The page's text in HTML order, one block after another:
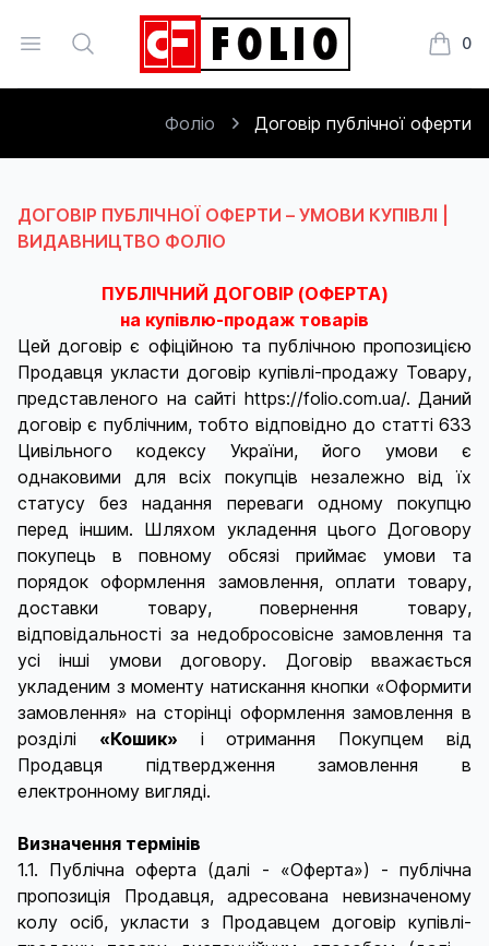
Open menu
Search 0
Фоліо Договір публічної оферти
ДОГОВІР ПУБЛІЧНОЇ ОФЕРТИ – УМОВИ КУПІВЛІ |
ВИДАВНИЦТВО ФОЛІО
ПУБЛІЧНИЙ ДОГОВІР (ОФЕРТА)
на купівлю-продаж товарів
Цей договір є офіційною та публічною пропозицією
Продавця укласти договір купівлі-продажу Товару,
представленого на сайті https://folio.com.ua/. Даний
договір є публічним, тобто відповідно до статті 633
Цивільного кодексу України, його умови є
однаковими для всіх покупців незалежно від їх
статусу без надання переваги одному покупцю
перед іншим. Шляхом укладення цього Договору
покупець в повному обсязі приймає умови та
порядок оформлення замовлення, оплати товару,
доставки товару, повернення товару,
відповідальності за недобросовісне замовлення та
усі інші умови договору. Договір вважається
укладеним з моменту натискання кнопки «Оформити
замовлення» на сторінці оформлення замовлення в
розділі «Кошик» і отримання Покупцем від
Продавця підтвердження замовлення в
електронному вигляді.
Визначення термінів
1.1. Публічна оферта (далі - «Оферта») - публічна
пропозиція Продавця, адресована невизначеному
колу осіб, укласти з Продавцем договір купівлі-